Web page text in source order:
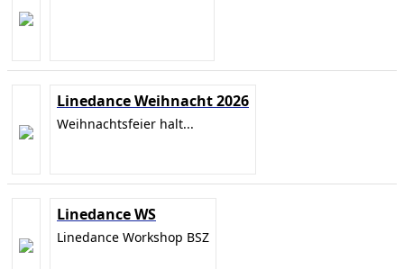
Linedance Weihnacht 2026
Weihnachtsfeier halt...
Linedance WS
Linedance Workshop BSZ